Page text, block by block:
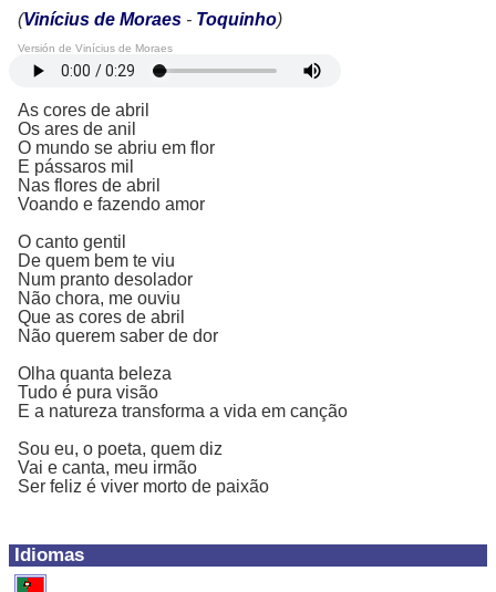
Idiomas
(Vinícius de Moraes - Toquinho)
Versión de Vinícius de Moraes
As cores de abril
Os ares de anil
O mundo se abriu em flor
E pássaros mil
Nas flores de abril
Voando e fazendo amor
O canto gentil
De quem bem te viu
Num pranto desolador
Não chora, me ouviu
Que as cores de abril
Não querem saber de dor
Olha quanta beleza
Tudo é pura visão
E a natureza transforma a vida em canção
Sou eu, o poeta, quem diz
Vai e canta, meu irmão
Ser feliz é viver morto de paixão